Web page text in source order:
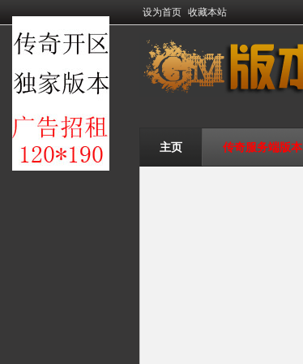
设为首页 收藏本站
主页 传奇服务端版本